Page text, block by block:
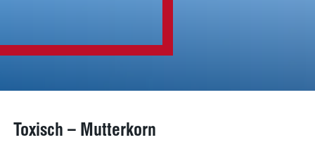
Toxisch – Mutterkorn